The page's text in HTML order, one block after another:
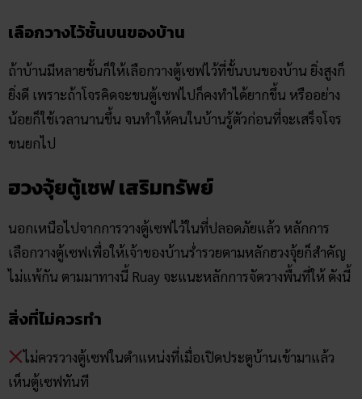
เลือกวางไว้ชั้นบนของบ้าน
ถ้าบ้านมีหลายชั้นก็ให้เลือกวางตู้เซฟไว้ที่ชั้นบนของบ้าน ยิ่งสูงก็
ยิ่งดี เพราะถ้าโจรคิดจะขนตู้เซฟไปก็คงทำได้ยากขึ้น หรืออย่าง
น้อยก็ใช้เวลานานขึ้น จนทำให้คนในบ้านรู้ตัวก่อนที่จะเสร็จโจร
ขนยกไป
ฮวงจุ้ยตู้เซฟ เสริมทรัพย์
นอกเหนือไปจากการวางตู้เซฟไว้ในที่ปลอดภัยแล้ว หลักการ
เลือกวางตู้เซฟเพื่อให้เจ้าของบ้านร่ำรวยตามหลักฮวงจุ้ยก็สำคัญ
ไม่แพ้กัน ตามมาทางนี้ Ruay จะแนะหลักการจัดวางพื้นที่ให้ ดังนี้
สิ่งที่ไม่ควรทำ
ไม่ควรวางตู้เซฟในตำแหน่งที่เมื่อเปิดประตูบ้านเข้ามาแล้ว
เห็นตู้เซฟทันที